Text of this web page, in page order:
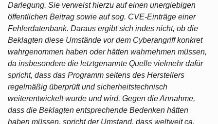
Darlegung. Sie verweist hierzu auf einen unergiebigen
öffentlichen Beitrag sowie auf sog. CVE-Einträge einer
Fehlerdatenbank. Daraus ergibt sich indes nicht, ob die
Beklagten diese Umstände vor dem Cyberangriff konkret
wahrgenommen haben oder hätten wahrnehmen müssen,
da insbesondere die letztgenannte Quelle vielmehr dafür
spricht, dass das Programm seitens des Herstellers
regelmäßig überprüft und sicherheitstechnisch
weiterentwickelt wurde und wird. Gegen die Annahme,
dass die Beklagten entsprechende Bedenken hätten
haben müssen, spricht der Umstand, dass weltweit ca.